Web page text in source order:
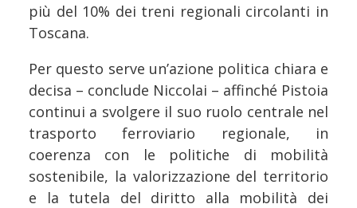
più del 10% dei treni regionali circolanti in
Toscana.
Per questo serve un’azione politica chiara e
decisa – conclude Niccolai – affinché Pistoia
continui a svolgere il suo ruolo centrale nel
trasporto ferroviario regionale, in
coerenza con le politiche di mobilità
sostenibile, la valorizzazione del territorio
e la tutela del diritto alla mobilità dei